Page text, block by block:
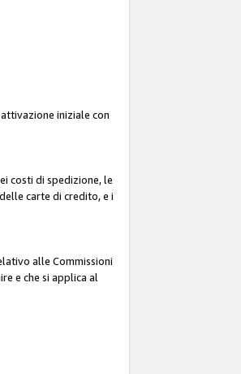
iniziale con
costi di spedizione, le
carte di credito, e i
alle Commissioni
e che si applica al